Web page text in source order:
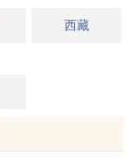
西藏